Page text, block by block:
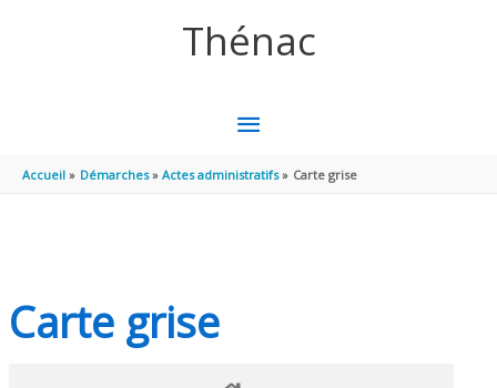
Thénac
MENU
PRINCIPAL
Accueil Démarches Actes administratifs Carte grise
Carte grise